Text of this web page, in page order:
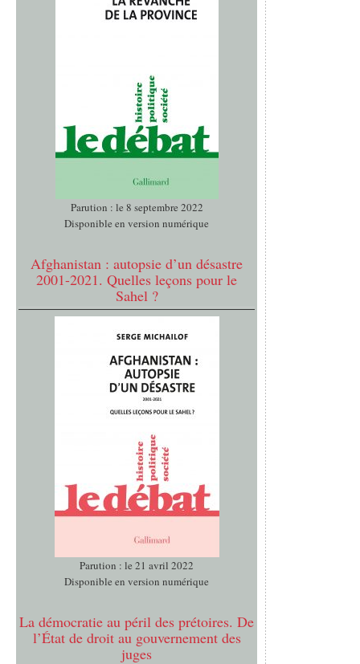
Parution : le 8 septembre 2022
Disponible en version numérique
Afghanistan : autopsie d’un désastre
2001-2021. Quelles leçons pour le
Sahel ?
Parution : le 21 avril 2022
Disponible en version numérique
La démocratie au péril des prétoires. De
l’État de droit au gouvernement des
juges